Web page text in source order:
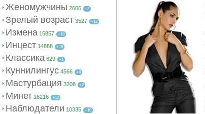
Женомужчины 2606 +3
Зрелый возраст 3527 +12
Измена 15857 +18
Инцест 14888 +18
Классика 629 +1
Куннилингус 4566 +4
Мастурбация 3208 +2
Минет 16216 +12
Наблюдатели 10335 +10